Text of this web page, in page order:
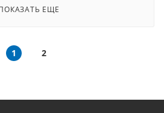
ЕЩЕ
1 2